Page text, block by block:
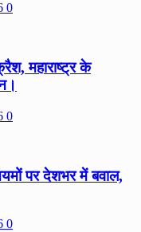
0
महाराष्ट्र के
0
पर देशभर में बवाल,
0